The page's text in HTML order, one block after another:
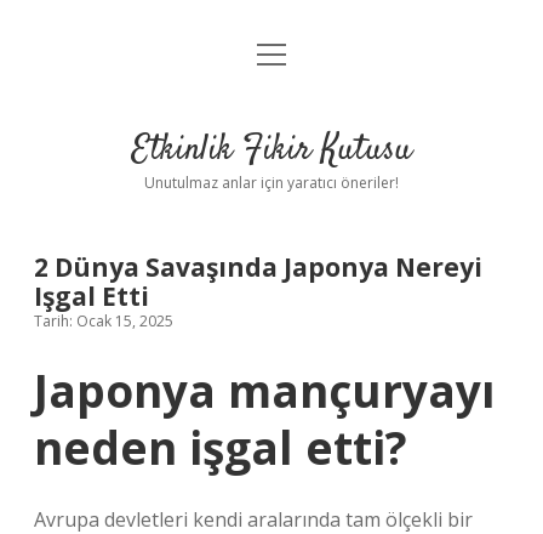
Anasayfa
Yasal Uyarı
menüyü
Etkinlik Fikir Kutusu
Unutulmaz anlar için yaratıcı öneriler!
2 Dünya Savaşında Japonya Nereyi
Işgal Etti
Tarih: Ocak 15, 2025
Japonya mançuryayı
neden işgal etti?
Avrupa devletleri kendi aralarında tam ölçekli bir